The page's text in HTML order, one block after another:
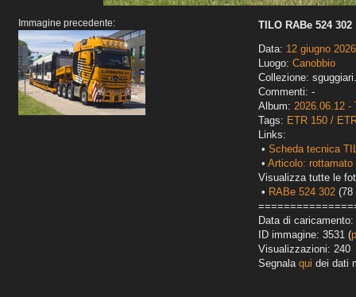
Immagine precedente:
TILO RABe 524 302
Data: 12 giugno 2026
Luogo: Canobbio
Collezione:
Commenti: -
Album: 2026.06.12 -
Tags: ETR 150 /
Links:
• Scheda tecnica
• Articolo:
Visualizza tutte le
• RABe 524 302 (78
Data di
ID immagine: 3531 (
Visualizzazioni: 240
Segnala qui dei dati